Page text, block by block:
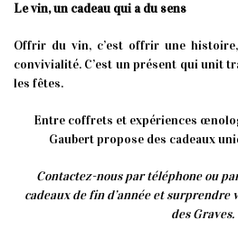
Le vin, un cadeau qui a du sens
Offrir du vin, c’est offrir une
convivialité. C’est un présent qui unit
les fêtes.
Entre coffrets et expériences
Gaubert propose des cadeaux
Contactez-nous par téléphone ou
cadeaux de fin d’année et surprendre
des Graves.